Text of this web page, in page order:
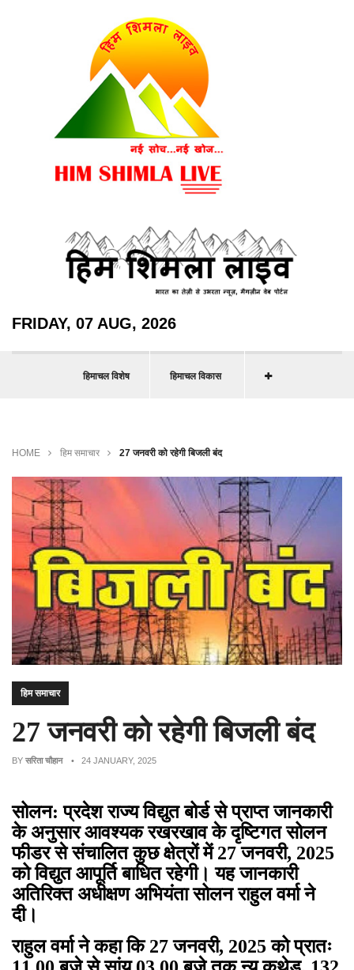
FRIDAY, 07 AUG, 2026
हिमाचल विशेष हिमाचल विकास
HOME हिम समाचार 27 जनवरी को रहेगी बिजली बंद
हिम समाचार
27 जनवरी को रहेगी बिजली बंद
BY सरिता चौहान • 24 JANUARY, 2025
सोलन: प्रदेश राज्य विद्युत बोर्ड से प्राप्त जानकारी
के अनुसार आवश्यक रखरखाव के दृष्टिगत सोलन
फीडर से संचालित कुछ क्षेत्रों में 27 जनवरी, 2025
को विद्युत आपूर्ति बाधित रहेगी। यह जानकारी
अतिरिक्त अधीक्षण अभियंता सोलन राहुल वर्मा ने
दी।
राहुल वर्मा ने कहा कि 27 जनवरी, 2025 को प्रातः